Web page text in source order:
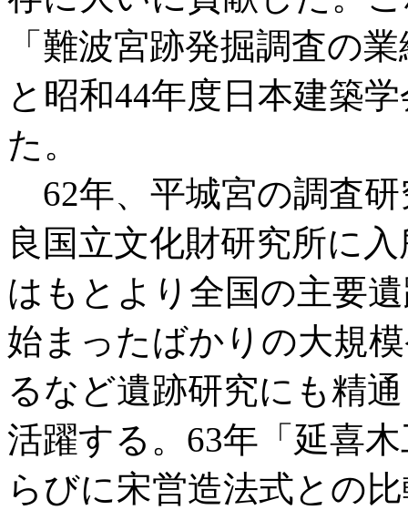
「難波宮跡発掘調査の
と昭和44年度日本建築
た。
62年、平城宮の調査
良国立文化財研究所に
はもとより全国の主要
始まったばかりの大規
るなど遺跡研究にも精
活躍する。63年「延喜
らびに宋営造法式との